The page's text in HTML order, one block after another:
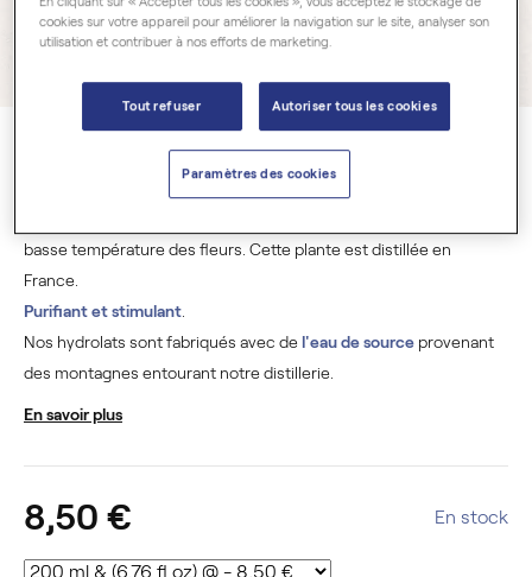
Cananga odorata
basse température des fleurs. Cette plante est distillée en
France.
Purifiant et stimulant
Nos hydrolats sont fabriqués avec de l'eau de source provenant
des montagnes entourant notre distillerie.
En savoir plus
8,50 € En stock
cookies sur votre appareil pour améliorer la navigation sur le site, analyser son
utilisation et contribuer à nos efforts de marketing.
Tout refuser Autoriser tous les cookies
Paramètres des cookies